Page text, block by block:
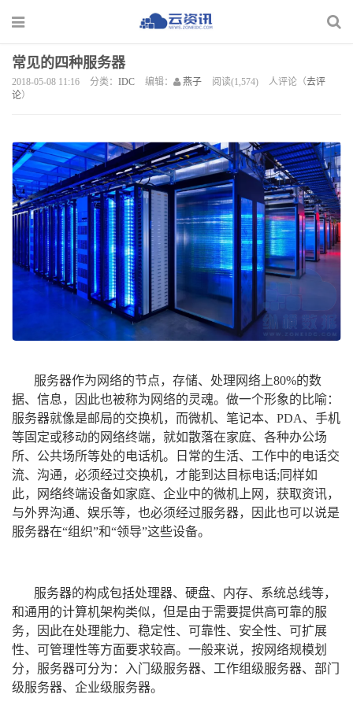
常见的四种服务器
2018-05-08 11:16 分类： IDC 编辑： 燕子 阅读(1,574) 人评论（去评
论）
服务器作为网络的节点，存储、处理网络上80%的数
据、信息，因此也被称为网络的灵魂。做一个形象的比喻：
服务器就像是邮局的交换机，而微机、笔记本、PDA、手机
等固定或移动的网络终端，就如散落在家庭、各种办公场
所、公共场所等处的电话机。日常的生活、工作中的电话交
流、沟通，必须经过交换机，才能到达目标电话;同样如
此，网络终端设备如家庭、企业中的微机上网，获取资讯，
与外界沟通、娱乐等，也必须经过服务器，因此也可以说是
服务器在“组织”和“领导”这些设备。
服务器的构成包括处理器、硬盘、内存、系统总线等，
和通用的计算机架构类似，但是由于需要提供高可靠的服
务，因此在处理能力、稳定性、可靠性、安全性、可扩展
性、可管理性等方面要求较高。一般来说，按网络规模划
分，服务器可分为：入门级服务器、工作组级服务器、部门
级服务器、企业级服务器。